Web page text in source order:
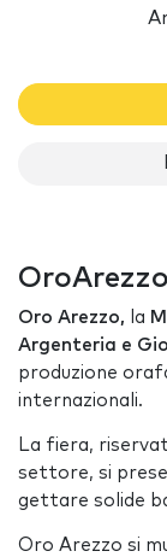
Oro Arezzo, la
Argenteria e
produzione
internazionali.
La fiera,
settore, si
gettare solide
Oro Arezzo si